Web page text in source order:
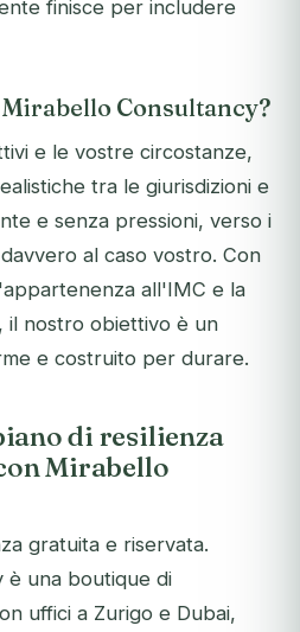
finisce per includere
Consultancy?
e le vostre circostanze,
tra le giurisdizioni e
e senza pressioni, verso i
al caso vostro. Con
all'IMC e la
il nostro obiettivo è un
e costruito per durare.
di resilienza
Mirabello
gratuita e riservata.
è una boutique di
uffici a Zurigo e Dubai,